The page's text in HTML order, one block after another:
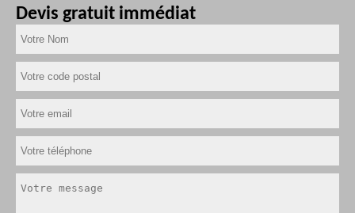
Devis gratuit immédiat